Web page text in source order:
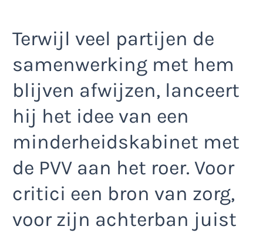
Terwijl veel partijen de
samenwerking met hem
blijven afwijzen, lanceert
hij het idee van een
minderheidskabinet met
de PVV aan het roer. Voor
critici een bron van zorg,
voor zijn achterban juist